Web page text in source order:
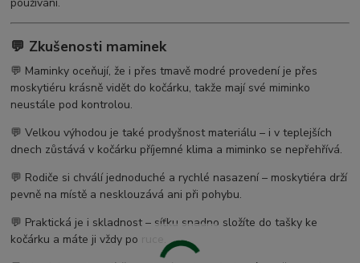
💬 Zkušenosti maminek
💬 Maminky oceňují, že i přes tmavě modré provedení je přes
moskytiéru krásně vidět do kočárku, takže mají své miminko
neustále pod kontrolou.
💬 Velkou výhodou je také prodyšnost materiálu – i v teplejších
dnech zůstává v kočárku příjemné klima a miminko se nepřehřívá.
💬 Rodiče si chválí jednoduché a rychlé nasazení – moskytiéra drží
pevně na místě a nesklouzává ani při pohybu.
💬 Praktická je i skladnost – síťku snadno složíte do tašky ke
kočárku a máte ji vždy po ruce.